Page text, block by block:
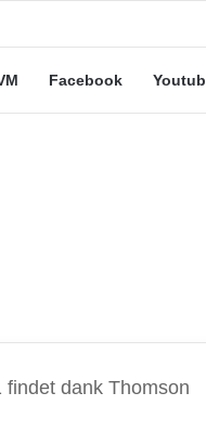
Facebook
findet dank Thomson